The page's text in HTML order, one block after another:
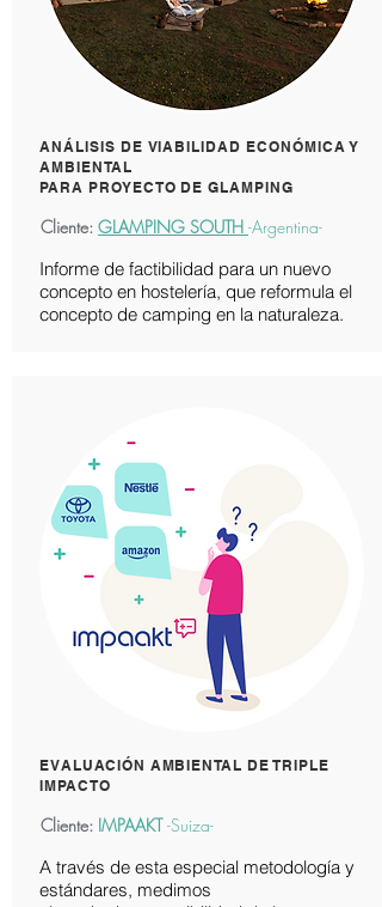
​​ANÁLISIS DE VIABILIDAD ECONÓMICA Y
AMBIENTAL
PARA PROYECTO DE GLAMPING
Cliente: GLAMPING SOUTH -Argentina-
Informe de factibilidad para un nuevo
concepto en hostelería, que reformula el
concepto de camping en la naturaleza.
EVALUACIÓN AMBIENTAL DE TRIPLE
IMPACTO
Cliente: IMPAAKT-Suiza-
A través de esta especial metodología y
estándares, medimos